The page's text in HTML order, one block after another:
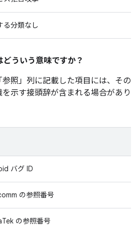
る分類なし
どういう意味ですか？
照」 列に記載した項目には、その
示す接頭辞が含まれる場合があり
バグ ID
の参照番号
の参照番号